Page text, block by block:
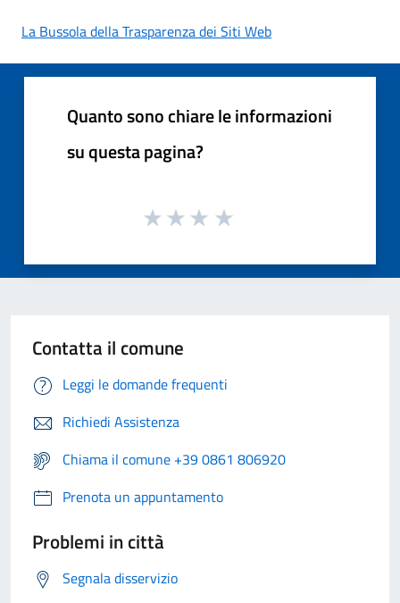
La Bussola della Trasparenza dei Siti Web
Quanto sono chiare le informazioni
su questa pagina?
Contatta il comune
Leggi le domande frequenti
Richiedi Assistenza
Chiama il comune +39 0861 806920
Prenota un appuntamento
Problemi in città
Segnala disservizio